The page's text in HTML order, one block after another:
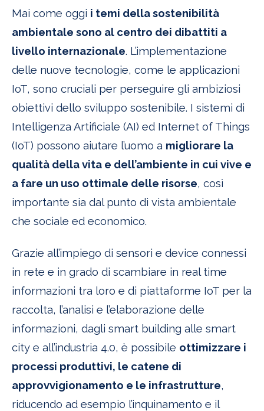
Mai come oggi i temi della sostenibilità
ambientale sono al centro dei dibattiti a
livello internazionale. L’implementazione
delle nuove tecnologie, come le applicazioni
IoT, sono cruciali per perseguire gli ambiziosi
obiettivi dello sviluppo sostenibile. I sistemi di
Intelligenza Artificiale (AI) ed Internet of Things
(IoT) possono aiutare l’uomo a migliorare la
qualità della vita e dell’ambiente in cui vive e
a fare un uso ottimale delle risorse, così
importante sia dal punto di vista ambientale
che sociale ed economico.
Grazie all’impiego di sensori e device connessi
in rete e in grado di scambiare in real time
informazioni tra loro e di piattaforme IoT per la
raccolta, l’analisi e l’elaborazione delle
informazioni, dagli smart building alle smart
city e all’industria 4.0, è possibile ottimizzare i
processi produttivi, le catene di
approvvigionamento e le infrastrutture,
riducendo ad esempio l’inquinamento e il